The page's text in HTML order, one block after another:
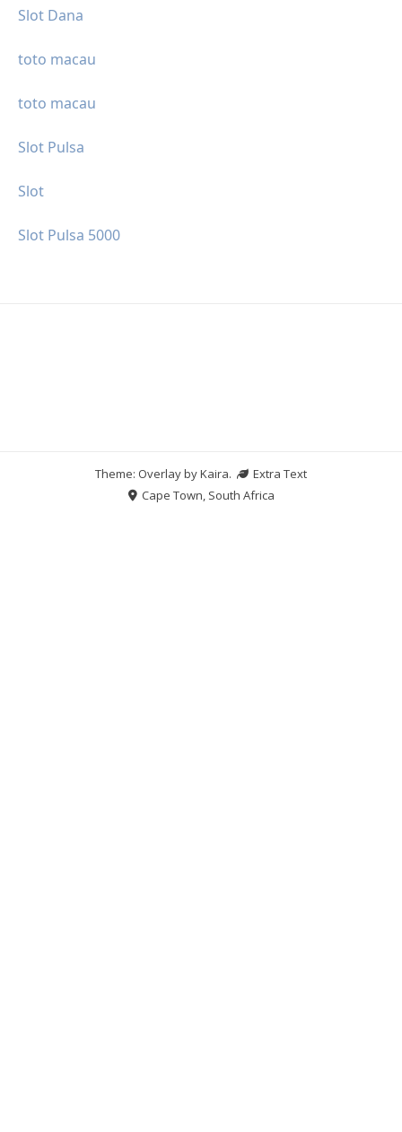
Slot Dana
toto macau
toto macau
Slot Pulsa
Slot
Slot Pulsa 5000
Theme: Overlay byKaira.
Extra Text
Cape Town, South Africa